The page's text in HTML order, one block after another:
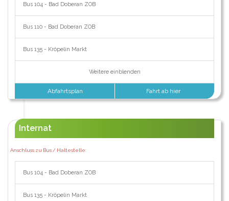
Bus 104 - Bad Doberan ZOB
Bus 110 - Bad Doberan ZOB
Bus 135 - Kröpelin Markt
Weitere einblenden
Abfahrtsplan Fahrt ab hier
Internat
Anschluss zu Bus / Haltestelle:
Bus 104 - Bad Doberan ZOB
Bus 135 - Kröpelin Markt